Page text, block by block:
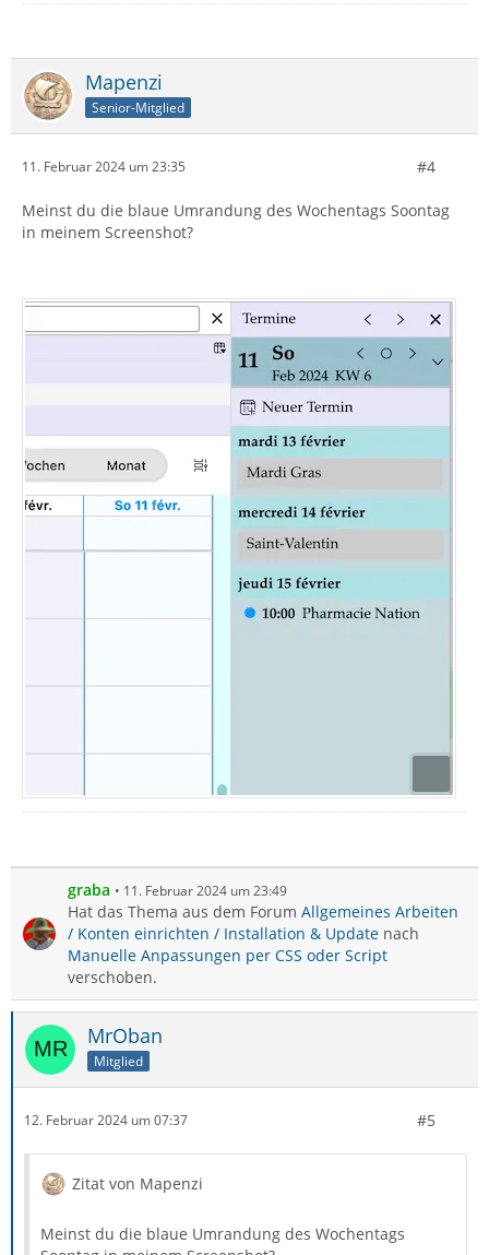
Mapenzi
Senior-Mitglied
11. Februar 2024 um 23:35 #4
Meinst du die blaue Umrandung des Wochentags Soontag
in meinem Screenshot?
graba 11. Februar 2024 um 23:49
Hat das Thema aus dem Forum Allgemeines Arbeiten
/ Konten einrichten / Installation & Update nach
Manuelle Anpassungen per CSS oder Script
verschoben.
MrOban
Mitglied
12. Februar 2024 um 07:37 #5
Zitat von Mapenzi
Meinst du die blaue Umrandung des Wochentags